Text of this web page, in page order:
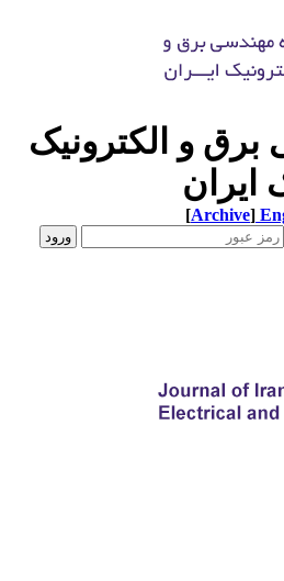
و الکترونیک
ایران
[Archive]